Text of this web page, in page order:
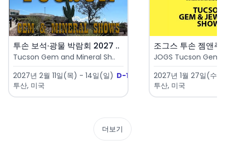
투손 보석·광물 박람회 2027 ..
Tucson Gem and Mineral Sh..
2027년 2월 11일(목) - 14일(일) D-187
투산, 미국
JOGS Tucson Gem
2027년 1월 27일(수
투산, 미국
더보기